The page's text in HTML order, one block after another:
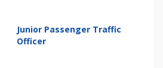
Junior Passenger Traffic
Officer